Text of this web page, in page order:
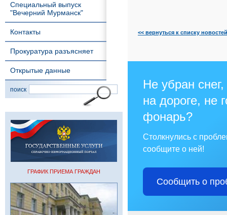
Специальный выпуск
"Вечерний Мурманск"
Контакты
Прокуратура разъясняет
Открытые данные
поиск
ГРАФИК ПРИЕМА ГРАЖДАН
<< вернуться к списку новостей
Не убран
на дороге, не
фонарь?
Столкнулись с
сообщите о ней!
Сообщить о